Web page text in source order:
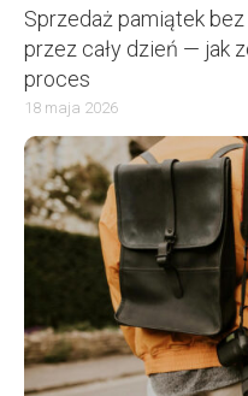
Sprzedaż pamiątek
przez cały dzień — jak
proces
18 maja 2026